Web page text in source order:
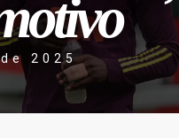
2025